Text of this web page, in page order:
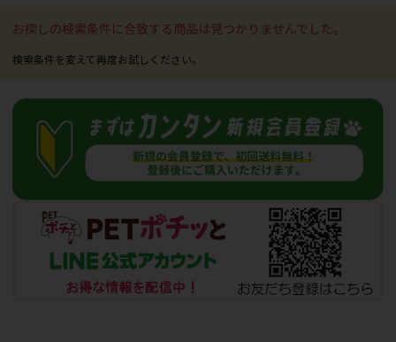
お探しの検索条件に合致する商品は見つかりませんでした。